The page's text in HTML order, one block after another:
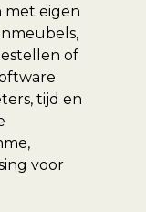
met eigen
of
tijd en
voor